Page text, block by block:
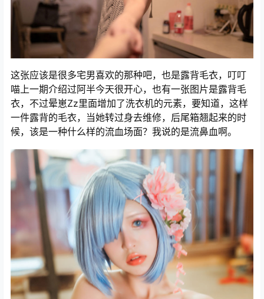
这张应该是很多宅男喜欢的那种吧，也是露背毛衣，叮叮
喵上一期介绍过阿半今天很开心，也有一张图片是露背毛
衣，不过晕崽Zz里面增加了洗衣机的元素，要知道，这样
一件露背的毛衣，当她转过身去维修，后尾箱翘起来的时
候，该是一种什么样的流血场面？我说的是流鼻血啊。